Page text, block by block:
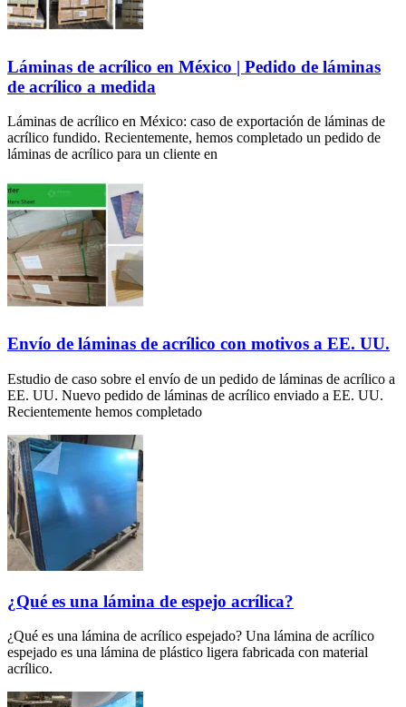
Láminas de acrílico en México | Pedido de láminas
de acrílico a medida
Láminas de acrílico en México: caso de exportación de láminas de
acrílico fundido. Recientemente, hemos completado un pedido de
láminas de acrílico para un cliente en
Envío de láminas de acrílico con motivos a EE. UU.
Estudio de caso sobre el envío de un pedido de láminas de acrílico a
EE. UU. Nuevo pedido de láminas de acrílico enviado a EE. UU.
Recientemente hemos completado
¿Qué es una lámina de espejo acrílica?
¿Qué es una lámina de acrílico espejado? Una lámina de acrílico
espejado es una lámina de plástico ligera fabricada con material
acrílico.